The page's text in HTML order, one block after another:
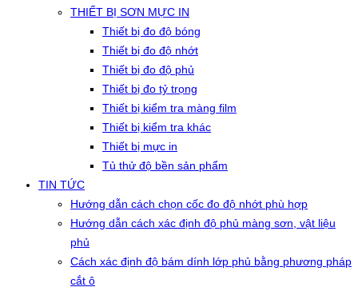
THIẾT BỊ SƠN MỰC IN
Thiết bị đo độ bóng
Thiết bị đo độ nhớt
Thiết bị đo độ phủ
Thiết bị đo tỷ trọng
Thiết bị kiểm tra màng film
Thiết bị kiểm tra khác
Thiết bị mực in
Tủ thử độ bền sản phẩm
TIN TỨC
Hướng dẫn cách chọn cốc đo độ nhớt phù hợp
Hướng dẫn cách xác định độ phủ màng sơn, vật liệu
phủ
Cách xác định độ bám dính lớp phủ bằng phương pháp
cắt ô